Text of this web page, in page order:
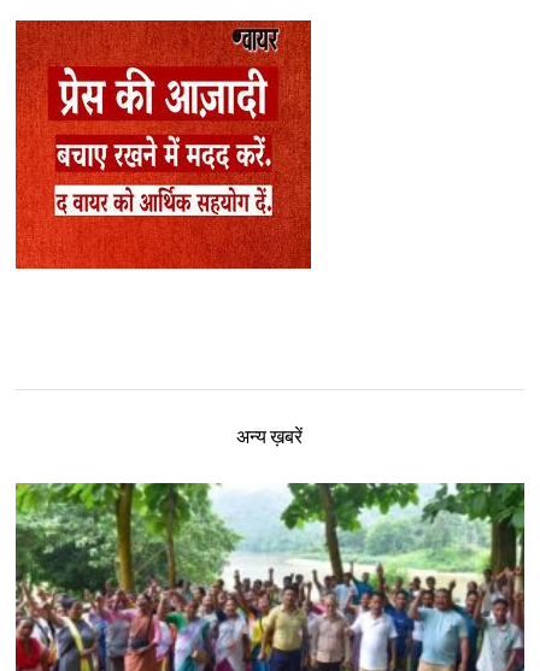
अन्य ख़बरें